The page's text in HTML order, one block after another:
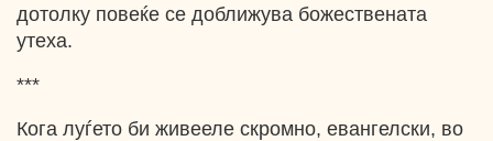
дотолку повеќе се доближува божествената
утеха.
***
Кога луѓето би живееле скромно, евангелски, во